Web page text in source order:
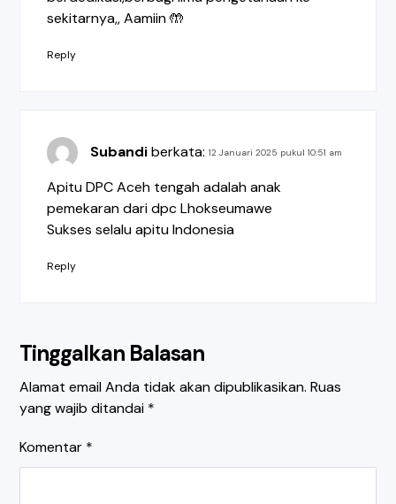
sekitarnya,, Aamiin 🤲
Reply
Subandi berkata: 12 Januari 2025 pukul 10:51 am
Apitu DPC Aceh tengah adalah anak
pemekaran dari dpc Lhokseumawe
Sukses selalu apitu Indonesia
Reply
Tinggalkan Balasan
Alamat email Anda tidak akan dipublikasikan. Ruas
yang wajib ditandai *
Komentar *